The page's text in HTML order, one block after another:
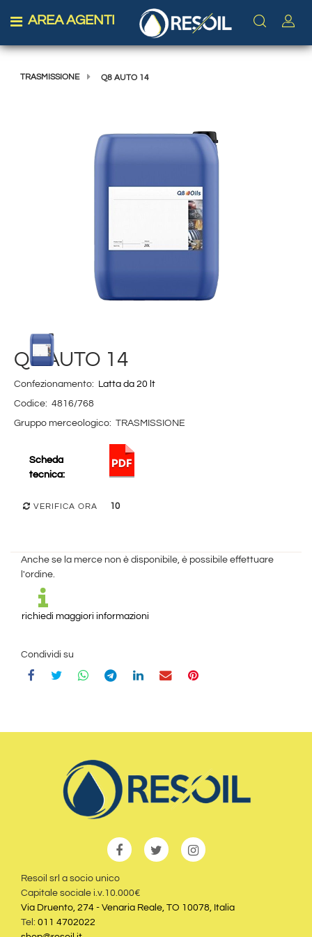
Open menu
AREA AGENTI
TRASMISSIONE Q8 AUTO 14
Q8 AUTO 14
Confezionamento: Latta da 20 lt
Codice: 4816/768
Gruppo merceologico: TRASMISSIONE
Scheda
tecnica:
VERIFICA ORA 10
Anche se la merce non è disponibile, è possibile effettuare
l'ordine.
richiedi maggiori informazioni
Condividi su
Resoil srl a socio unico
Capitale sociale i.v.10.000€
Via Druento, 274 - Venaria Reale, TO 10078, Italia
Tel: 011 4702022